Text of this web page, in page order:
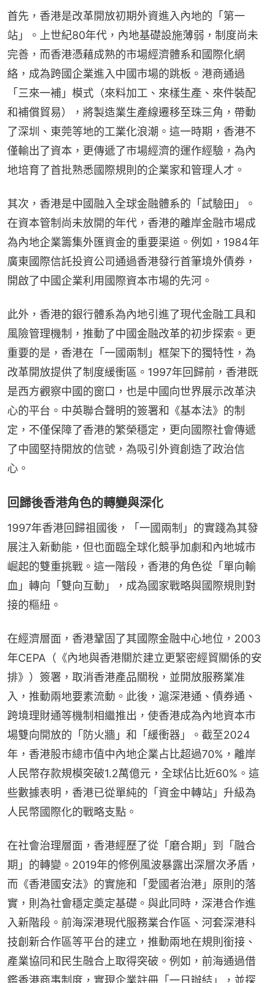
首先，香港是改革開放初期外資進入內地的「第一
站」。上世紀80年代，內地基礎設施薄弱，制度尚未
完善，而香港憑藉成熟的市場經濟體系和國際化網
絡，成為跨國企業進入中國市場的跳板。港商通過
「三來一補」模式（來料加工、來樣生產、來件裝配
和補償貿易），將製造業生產線遷移至珠三角，帶動
了深圳、東莞等地的工業化浪潮。這一時期，香港不
僅輸出了資本，更傳遞了市場經濟的運作經驗，為內
地培育了首批熟悉國際規則的企業家和管理人才。
其次，香港是中國融入全球金融體系的「試驗田」。
在資本管制尚未放開的年代，香港的離岸金融市場成
為內地企業籌集外匯資金的重要渠道。例如，1984年
廣東國際信託投資公司通過香港發行首筆境外債券，
開啟了中國企業利用國際資本市場的先河。
此外，香港的銀行體系為內地引進了現代金融工具和
風險管理機制，推動了中國金融改革的初步探索。更
重要的是，香港在「一國兩制」框架下的獨特性，為
改革開放提供了制度緩衝區。1997年回歸前，香港既
是西方觀察中國的窗口，也是中國向世界展示改革決
心的平台。中英聯合聲明的簽署和《基本法》的制
定，不僅保障了香港的繁榮穩定，更向國際社會傳遞
了中國堅持開放的信號，為吸引外資創造了政治信
心。
回歸後香港角色的轉變與深化
1997年香港回歸祖國後，「一國兩制」的實踐為其發
展注入新動能，但也面臨全球化競爭加劇和內地城市
崛起的雙重挑戰。這一階段，香港的角色從「單向輸
血」轉向「雙向互動」，成為國家戰略與國際規則對
接的樞紐。
在經濟層面，香港鞏固了其國際金融中心地位，2003
年CEPA（《內地與香港關於建立更緊密經貿關係的安
排》）簽署，取消香港產品關稅，並開放服務業准
入，推動兩地要素流動。此後，滬深港通、債券通、
跨境理財通等機制相繼推出，使香港成為內地資本市
場雙向開放的「防火牆」和「緩衝器」。截至2024
年，香港股市總市值中內地企業占比超過70%，離岸
人民幣存款規模突破1.2萬億元，全球佔比近60%。這
些數據表明，香港已從單純的「資金中轉站」升級為
人民幣國際化的戰略支點。
在社會治理層面，香港經歷了從「磨合期」到「融合
期」的轉變。2019年的修例風波暴露出深層次矛盾，
而《香港國安法》的實施和「愛國者治港」原則的落
實，則為社會穩定奠定基礎。與此同時，深港合作進
入新階段。前海深港現代服務業合作區、河套深港科
技創新合作區等平台的建立，推動兩地在規則銜接、
產業協同和民生融合上取得突破。例如，前海通過借
鑑香港商事制度，實現企業註冊「一日辦結」，並探